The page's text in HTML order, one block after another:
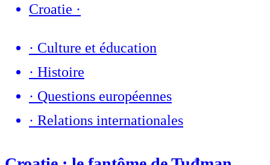
Croatie ·
· Culture et éducation
· Histoire
· Questions européennes
· Relations internationales